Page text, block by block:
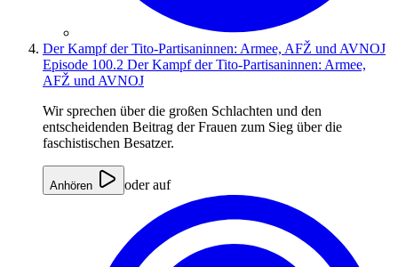
Der Kampf der Tito-Partisaninnen: Armee, AFŽ und AVNOJ
Episode 100.2 Der Kampf der Tito-Partisaninnen: Armee,
AFŽ und AVNOJ
Wir sprechen über die großen Schlachten und den
entscheidenden Beitrag der Frauen zum Sieg über die
faschistischen Besatzer.
Anhören oder auf